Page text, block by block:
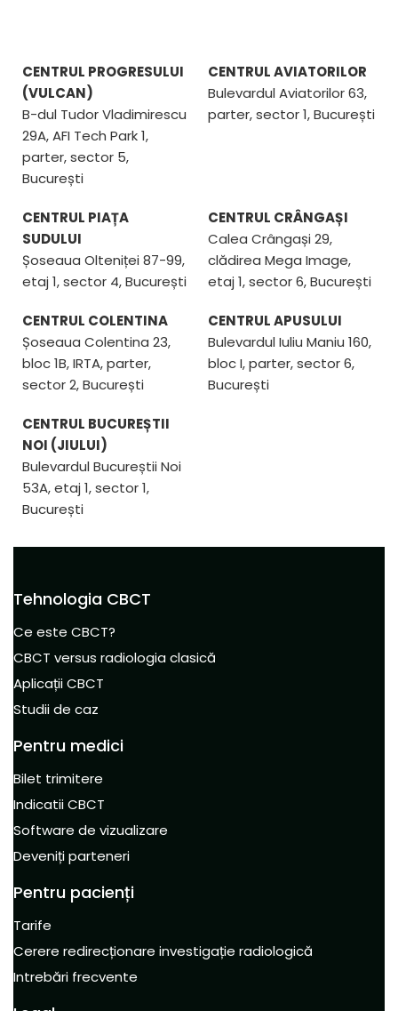
CENTRUL PROGRESULUI
(VULCAN)
B-dul Tudor Vladimirescu
29A, AFI Tech Park 1,
parter, sector 5,
București
CENTRUL AVIATORILOR
Bulevardul Aviatorilor 63,
parter, sector 1, București
CENTRUL PIAȚA
SUDULUI
Șoseaua Olteniței 87-99,
etaj 1, sector 4, București
CENTRUL CRÂNGAȘI
Calea Crângași 29,
clădirea Mega Image,
etaj 1, sector 6, București
CENTRUL COLENTINA
Șoseaua Colentina 23,
bloc 1B, IRTA, parter,
sector 2, București
CENTRUL APUSULUI
Bulevardul Iuliu Maniu 160,
bloc I, parter, sector 6,
București
CENTRUL BUCUREȘTII
NOI (JIULUI)
Bulevardul Bucureștii Noi
53A, etaj 1, sector 1,
București
Tehnologia CBCT
Ce este CBCT?
CBCT versus radiologia clasică
Aplicații CBCT
Studii de caz
Pentru medici
Bilet trimitere
Indicatii CBCT
Software de vizualizare
Deveniți parteneri
Pentru pacienți
Tarife
Cerere redirecționare investigație radiologică
Intrebări frecvente